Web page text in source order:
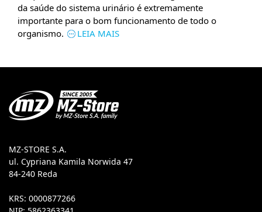
da saúde do sistema urinário é extremamente
importante para o bom funcionamento de todo o
organismo.
LEIA MAIS
MZ-STORE S.A.
ul. Cypriana Kamila Norwida 47
84-240 Reda
KRS: 0000877266